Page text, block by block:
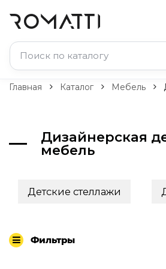
Каталог Romatti
По типу
Подвесные светильники
Бра и настенные светильники
Технический свет
Уличное освещение
Главная Каталог Мебель
Дизайнерская
мебель
Детские стеллажи
Фильтры